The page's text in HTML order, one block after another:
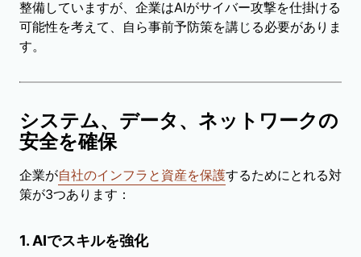
整備していますが、企業はAIがサイバー攻撃を仕掛ける
可能性を考えて、自ら事前予防策を講じる必要がありま
す。
システム、データ、ネットワークの
安全を確保
企業が自社のインフラと資産を保護するためにとれる対
策が3つあります：
1. AIでスキルを強化